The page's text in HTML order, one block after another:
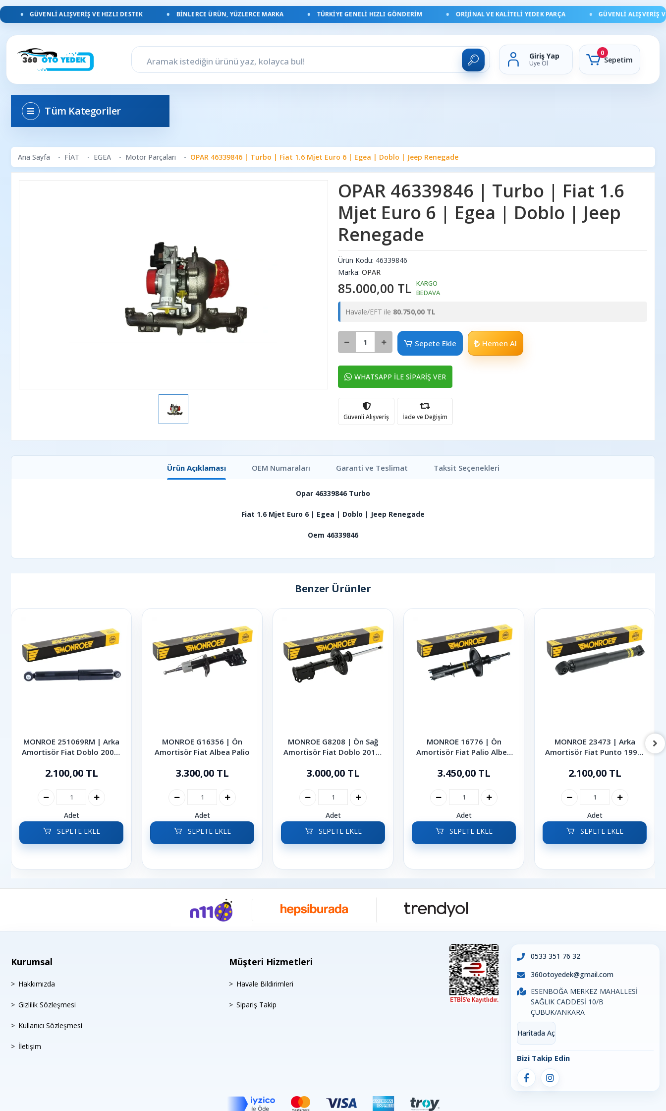
GÜVENLI ALIŞVERIŞ VE HIZLI DESTEK BINLERCE ÜRÜN, YÜZLERCE MARKA TÜRKIYE GENELI HIZLI GÖNDERIM ORIJINAL VE KALITELI YEDEK PARÇA GÜVENLI ALIŞVERIŞ VE
Giriş Yap
Üye Ol
0
Sepetim
Tüm Kategoriler
Ana Sayfa FİAT EGEA Motor Parçaları OPAR 46339846 | Turbo | Fiat 1.6 Mjet Euro 6 | Egea | Doblo | Jeep Renegade
OPAR 46339846 | Turbo | Fiat 1.6
Mjet Euro 6 | Egea | Doblo | Jeep
Renegade
Ürün Kodu: 46339846
Marka: OPAR
85.000,00 TL KARGO
BEDAVA
Havale/EFT ile 80.750,00 TL
Sepete Ekle Hemen Al
WHATSAPP İLE SİPARİŞ VER
Güvenli Alışveriş İade ve Değişim
Ürün Açıklaması Garanti ve Teslimat Taksit Seçenekleri
OEM Numaraları
Opar 46339846 Turbo
Fiat 1.6 Mjet Euro 6 | Egea | Doblo | Jeep Renegade
Oem 46339846
Benzer Ürünler
MONROE 251069RM | Arka
Amortisör Fiat Doblo 2000-
2.100,00 TL
Adet
SEPETE EKLE
MONROE G16356 | Ön
Amortisör Fiat Albea Palio
3.300,00 TL
Adet
SEPETE EKLE
MONROE G8208 | Ön Sağ
Amortisör Fiat Doblo 2010-
3.000,00 TL
Adet
SEPETE EKLE
MONROE 16776 | Ön
Amortisör Fiat Palio Albea
3.450,00 TL
Adet
SEPETE EKLE
MONROE 23473 | Arka
Amortisör Fiat Punto 1999-
2.100,00 TL
Adet
SEPETE EKLE
Kurumsal
Hakkımızda
Gizlilik Sözleşmesi
Kullanıcı Sözleşmesi
İletişim
Müşteri Hizmetleri
Havale Bildirimleri
Sipariş Takip
0533 351 76 32
360otoyedek@gmail.com
ESENBOĞA MERKEZ MAHALLESİ
SAĞLIK CADDESİ 10/B
ÇUBUK/ANKARA
Haritada Aç
Bizi Takip Edin